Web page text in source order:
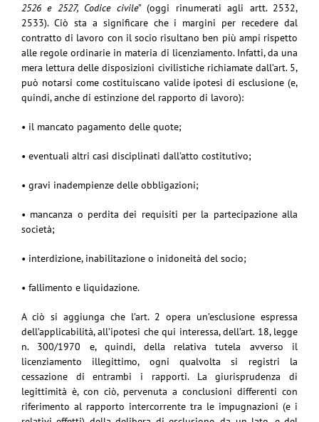
2526 e 2527, Codice civile” (oggi rinumerati agli artt. 2532,
2533). Ciò sta a significare che i margini per recedere dal
contratto di lavoro con il socio risultano ben più ampi rispetto
alle regole ordinarie in materia di licenziamento. Infatti, da una
mera lettura delle disposizioni civilistiche richiamate dall’art. 5,
può notarsi come costituiscano valide ipotesi di esclusione (e,
quindi, anche di estinzione del rapporto di lavoro):
• il mancato pagamento delle quote;
• eventuali altri casi disciplinati dall’atto costitutivo;
• gravi inadempienze delle obbligazioni;
• mancanza o perdita dei requisiti per la partecipazione alla
società;
• interdizione, inabilitazione o inidoneità del socio;
• fallimento e liquidazione.
A ciò si aggiunga che l’art. 2 opera un’esclusione espressa
dell’applicabilità, all’ipotesi che qui interessa, dell’art. 18, legge
n. 300/1970 e, quindi, della relativa tutela avverso il
licenziamento illegittimo, ogni qualvolta si registri la
cessazione di entrambi i rapporti. La giurisprudenza di
legittimità è, con ciò, pervenuta a conclusioni differenti con
riferimento al rapporto intercorrente tra le impugnazioni (e i